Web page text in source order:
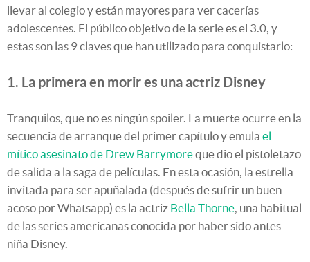
llevar al colegio y están mayores para ver cacerías
adolescentes. El público objetivo de la serie es el 3.0, y
estas son las 9 claves que han utilizado para conquistarlo:
1. La primera en morir es una actriz Disney
Tranquilos, que no es ningún spoiler. La muerte ocurre en la
secuencia de arranque del primer capítulo y emula el
mítico asesinato de Drew Barrymoreque dio el pistoletazo
de salida a la saga de películas. En esta ocasión, la estrella
invitada para ser apuñalada (después de sufrir un buen
acoso por Whatsapp) es la actriz Bella Thorne, una habitual
de las series americanas conocida por haber sido antes
niña Disney.